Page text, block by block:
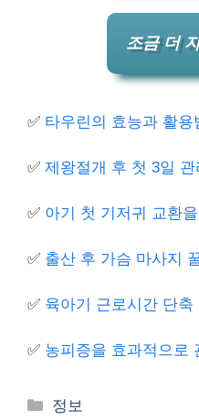
조금 더
✅ 타우린의 효능과 활용
✅ 제왕절개 후 첫 3일
✅ 아기 첫 기저귀 교환
✅ 출산 후 가슴 마사지
✅ 육아기 근로시간 단축
✅ 농피증을 효과적으로
Categories
정보